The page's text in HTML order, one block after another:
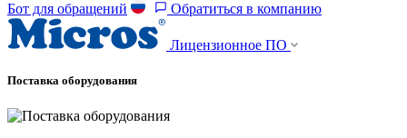
Бот для обращений
Обратиться в компанию
Лицензионное ПО
Поставка оборудования